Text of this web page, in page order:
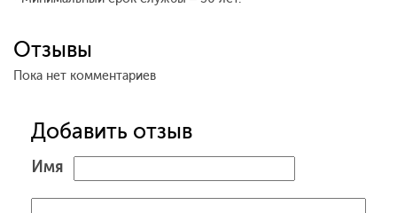
Отзывы
Пока нет комментариев
Добавить отзыв
Имя